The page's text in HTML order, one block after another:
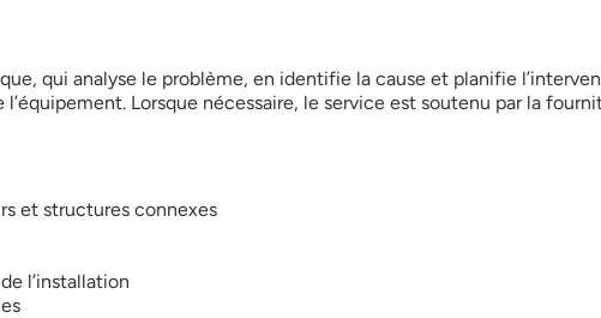
qui analyse le problème, en identifie la cause et planifie
Lorsque nécessaire, le service est soutenu par la
et structures connexes
l’installation